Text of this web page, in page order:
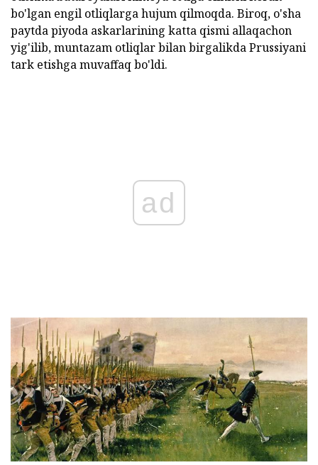
bo'lgan engil otliqlarga hujum qilmoqda. Biroq, o'sha
paytda piyoda askarlarining katta qismi allaqachon
yig'ilib, muntazam otliqlar bilan birgalikda Prussiyani
tark etishga muvaffaq bo'ldi.
ad